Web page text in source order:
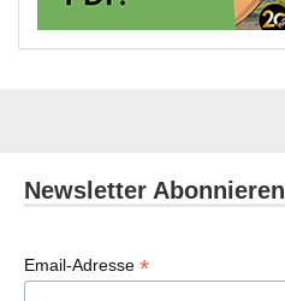
Newsletter Abonnieren
Email-Adresse *